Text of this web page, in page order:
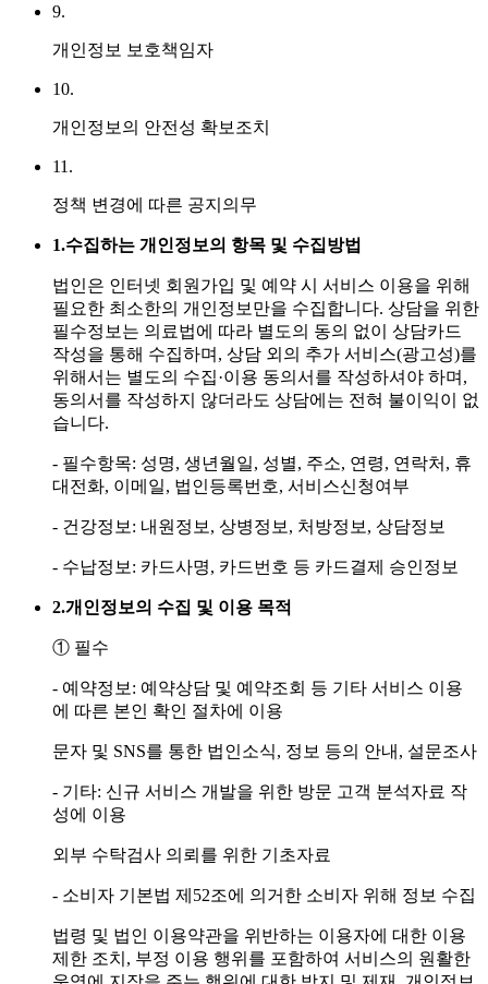
9.
개인정보 보호책임자
10.
개인정보의 안전성 확보조치
11.
정책 변경에 따른 공지의무
1.수집하는 개인정보의 항목 및 수집방법
법인은 인터넷 회원가입 및 예약 시 서비스 이용을 위해
필요한 최소한의 개인정보만을 수집합니다. 상담을 위한
필수정보는 의료법에 따라 별도의 동의 없이 상담카드
작성을 통해 수집하며, 상담 외의 추가 서비스(광고성)를
위해서는 별도의 수집·이용 동의서를 작성하셔야 하며,
동의서를 작성하지 않더라도 상담에는 전혀 불이익이 없
습니다.
- 필수항목: 성명, 생년월일, 성별, 주소, 연령, 연락처, 휴
대전화, 이메일, 법인등록번호, 서비스신청여부
- 건강정보: 내원정보, 상병정보, 처방정보, 상담정보
- 수납정보: 카드사명, 카드번호 등 카드결제 승인정보
2.개인정보의 수집 및 이용 목적
① 필수
- 예약정보: 예약상담 및 예약조회 등 기타 서비스 이용
에 따른 본인 확인 절차에 이용
문자 및 SNS를 통한 법인소식, 정보 등의 안내, 설문조사
- 기타: 신규 서비스 개발을 위한 방문 고객 분석자료 작
성에 이용
외부 수탁검사 의뢰를 위한 기초자료
- 소비자 기본법 제52조에 의거한 소비자 위해 정보 수집
법령 및 법인 이용약관을 위반하는 이용자에 대한 이용
제한 조치, 부정 이용 행위를 포함하여 서비스의 원활한